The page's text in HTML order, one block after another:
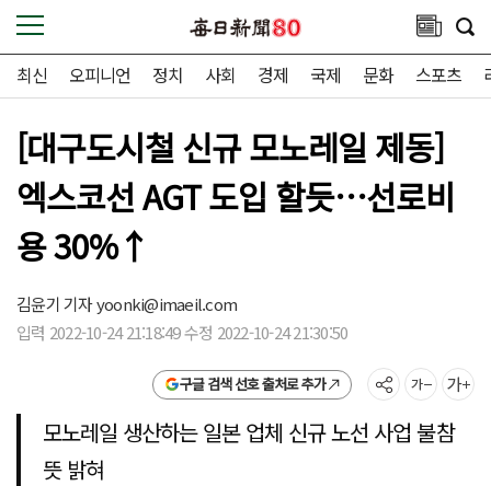
최신 오피니언 정치 사회 경제 국제 문화 스포츠
[대구도시철 신규 모노레일 제동]
엑스코선 AGT 도입 할듯…선로비
용 30%↑
김윤기 기자yoonki@imaeil.com
입력 2022-10-24 21:18:49 수정 2022-10-24 21:30:50
구글 검색 선호 출처로 추가
모노레일 생산하는 일본 업체 신규 노선 사업 불참
뜻 밝혀